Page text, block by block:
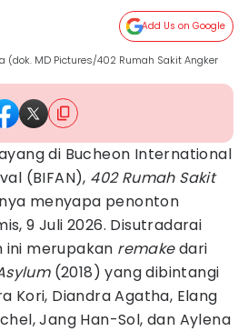
Add Us on Google
(dok. MD Pictures/402 Rumah Sakit Angker
di Bucheon International
(BIFAN), 402 Rumah Sakit
menyapa penonton
9 Juli 2026. Disutradarai
ini merupakan remakedari
(2018) yang dibintangi
Kori, Diandra Agatha, Elang
Jang Han-Sol, dan Aylena